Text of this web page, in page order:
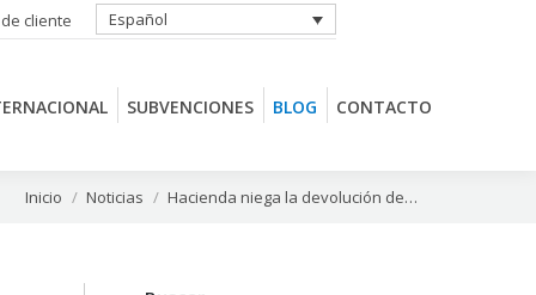
cliente Español
SUBVENCIONES BLOG CONTACTO
Estás aquí:
Inicio Noticias Hacienda niega la devolución de…